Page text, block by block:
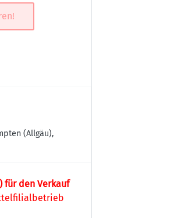
(Allgäu),
den Verkauf